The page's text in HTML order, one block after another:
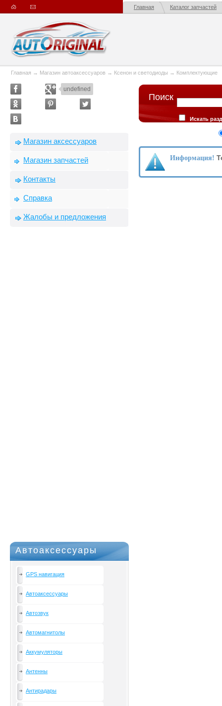
Главная Каталог запчастей
Главная → Магазин автоаксессуаров → Ксенон и светодиоды → Комплектующие
undefined
Магазин аксессуаров
Магазин запчастей
Контакты
Справка
Жалобы и предложения
Автоаксессуары
GPS навигация
Автоаксессуары
Автозвук
Автомагнитолы
Аккумуляторы
Антенны
Антирадары
Поиск
Искать
Информация!